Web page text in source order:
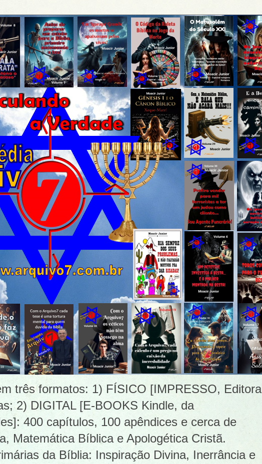
três formatos: 1) FÍSICO [IMPRESSO, Editora
2) DIGITAL [E-BOOKS Kindle, da
400 capítulos, 100 apêndices e cerca de
Matemática Bíblica e Apologética Cristã.
da Bíblia: Inspiração Divina, Inerrância e